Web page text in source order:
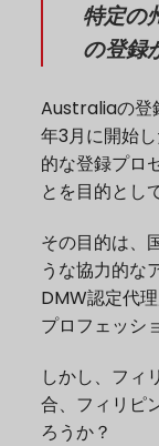
特定の
の登録
Australiaの登
年3月に開始
的な登録プロ
とを目的とし
その目的は、
うな協力的な
DMW認定代
プロフェッシ
しかし、フィ
合、フィリピ
ろうか？